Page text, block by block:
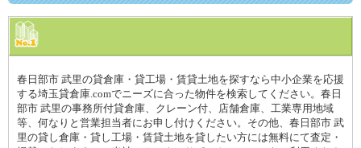
春日部市 武里の貸倉庫・貸工場・賃貸土地を探すなら中小企業を応援
する埼玉貸倉庫.comでニーズに合った物件を検索してください。春日
部市 武里の事務所付貸倉庫、クレーン付、店舗倉庫、工業専用地域
等、何なりと営業担当者にお申し付けください。その他、春日部市 武
里の貸し倉庫・貸し工場・賃貸土地を貸したい方には無料にて査定・